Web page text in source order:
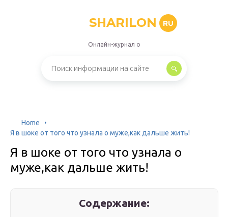
SHARILON RU
Онлайн-журнал о
Home
Я в шоке от того что узнала о муже,как дальше жить!
Я в шоке от того что узнала о
муже,как дальше жить!
Содержание: